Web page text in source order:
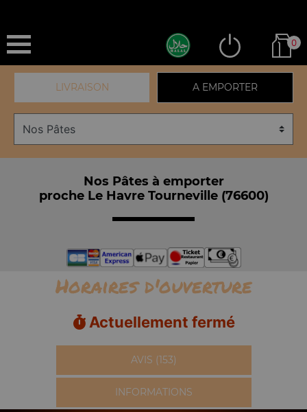
0
LIVRAISON A EMPORTER
Nos Pâtes à emporter
proche Le Havre Tourneville (76600)
Horaires d'ouverture
Actuellement fermé
AVIS (153)
INFORMATIONS